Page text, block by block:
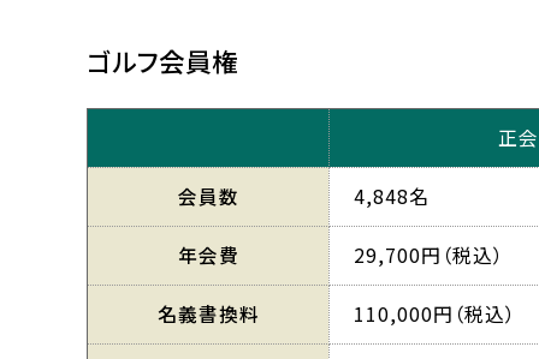
ゴルフ会員権
正
会員数 4,848名
年会費 29,700円（税込）
名義書換料 110,000円（税込）